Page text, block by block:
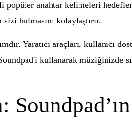
anahtar kelimeleri
bulmasını kolaylaştırır.
Yaratıcı araçları, kullanıcı
kullanarak müziğinizde